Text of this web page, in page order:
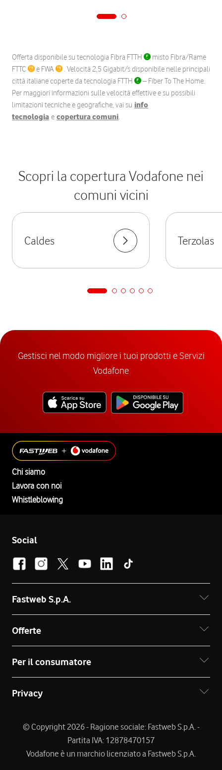
Offerta disponibile su tecnologia Fibra FTTH
misto Fibra/Rame
FTTC
e FWA
. Velocità 2,5 Gigabit/s disponibile nelle principali
città italiane coperte da tecnologia FTTH
– Fiber To The Home.
Per maggiori informazioni sulle velocità effettive e su possibili
limitazioni tecniche e geografiche, vai su info
tecnologia e copertura comuni.
Scopri la copertura Vodafone nei
comuni vicini
Caldes Terzolas
Gestisci nel modo migliore i tuoi prodotti e Servizi
Vodafone
Chi siamo
Lavora con noi
Whistleblowing
Social
Fastweb S.p.A.
Offerte
Per il consumatore
Privacy
© Copyright 2026 - Ragione sociale: Fastweb S.p.A. -
Partita IVA: 12878470157
Vodafone è un marchio licenziato a Fastweb S.p.A.